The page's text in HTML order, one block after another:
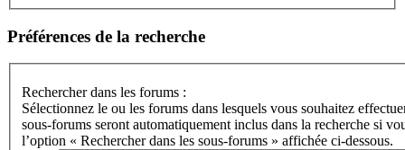
Préférences de la recherche
Rechercher dans les forums :
Sélectionnez le ou les forums dans lesquels vous souhaitez
sous-forums seront automatiquement inclus dans la recherche si
l’option « Rechercher dans les sous-forums » affichée ci-dessous.